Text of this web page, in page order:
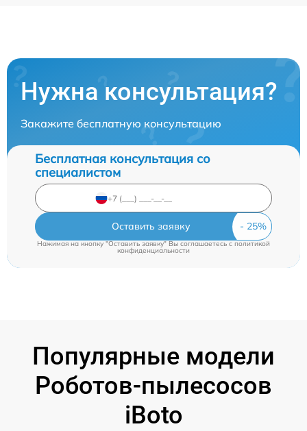
Нужна консультация?
Закажите бесплатную консультацию
Бесплатная консультация со
специалистом
Оставить заявку
Нажимая на кнопку "Оставить заявку" Вы соглашаетесь c политикой
конфиденциальности
Популярные модели
Роботов-пылесосов
iBoto